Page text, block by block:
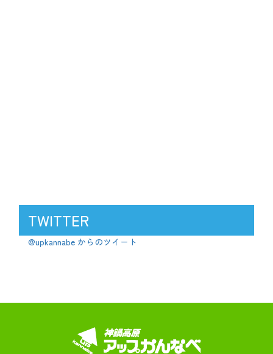
TWITTER
@upkannabe からのツイート